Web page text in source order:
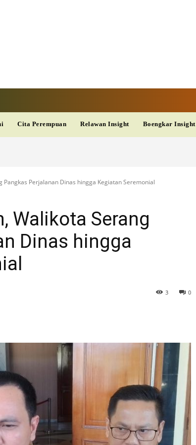
Cita Perempuan Relawan Insight Boengkar Insight
Pangkas Perjalanan Dinas hingga Kegiatan Seremonial
Walikota Serang
Dinas hingga
0
3